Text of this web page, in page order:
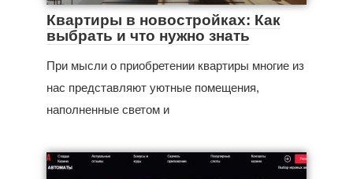
Квартиры в новостройках: Как
выбрать и что нужно знать
При мысли о приобретении квартиры многие из
нас представляют уютные помещения,
наполненные светом и